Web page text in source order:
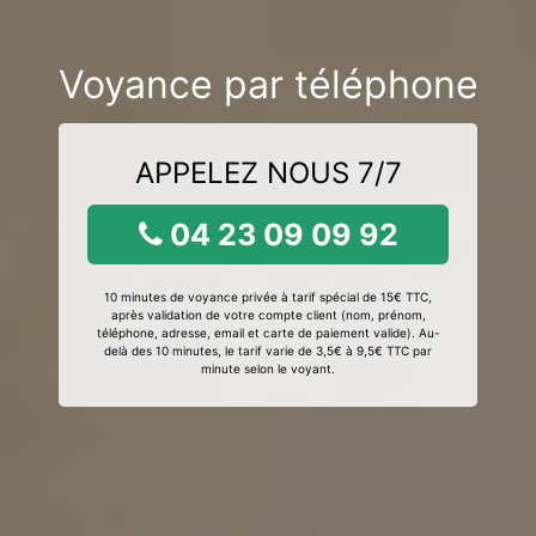
Voyance par téléphone
APPELEZ NOUS 7/7
04 23 09 09 92
10 minutes de voyance privée à tarif spécial de 15€ TTC,
après validation de votre compte client (nom, prénom,
téléphone, adresse, email et carte de paiement valide). Au-
delà des 10 minutes, le tarif varie de 3,5€ à 9,5€ TTC par
minute selon le voyant.